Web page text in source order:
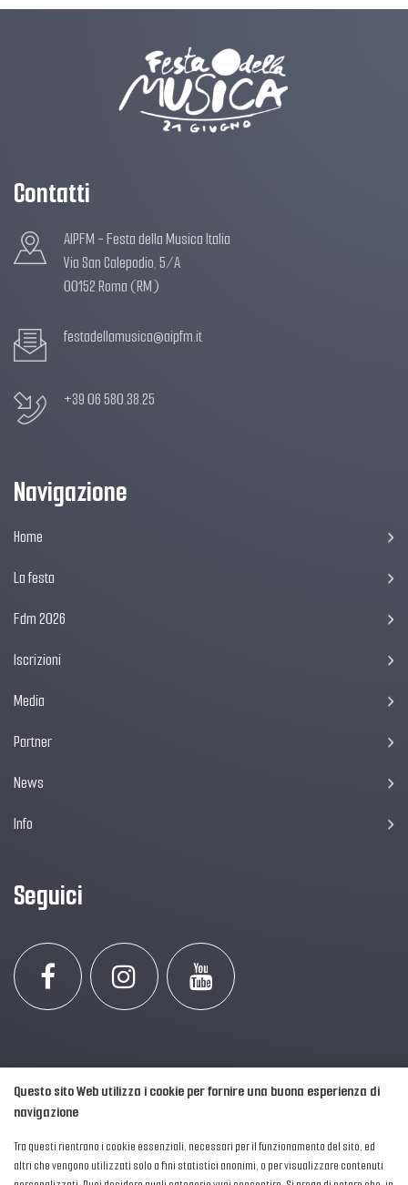
Contatti
AIPFM - Festa della Musica Italia
Via San Calepodio, 5/A
00152 Roma (RM)
festadellamusica@aipfm.it
+39 06 580.38.25
Navigazione
Home
La festa
Fdm 2026
Iscrizioni
Media
Partner
News
Info
Seguici
Questo sito Web utilizza i cookie per fornire una buona esperienza di
navigazione
Tra questi rientrano i cookie essenziali, necessari per il funzionamento del sito, ed
altri che vengono utilizzati solo a fini statistici anonimi, o per visualizzare contenuti